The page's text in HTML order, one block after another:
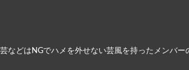
などはNGでハメを外せない芸風を持ったメンバ